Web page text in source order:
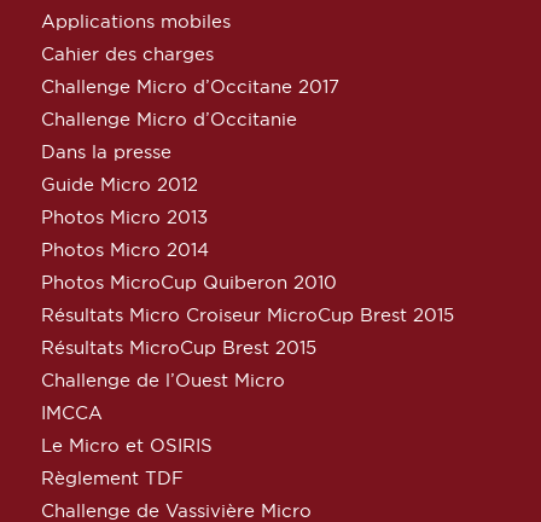
Applications mobiles
Cahier des charges
Challenge Micro d’Occitane 2017
Challenge Micro d’Occitanie
Dans la presse
Guide Micro 2012
Photos Micro 2013
Photos Micro 2014
Photos MicroCup Quiberon 2010
Résultats Micro Croiseur MicroCup Brest 2015
Résultats MicroCup Brest 2015
Challenge de l’Ouest Micro
IMCCA
Le Micro et OSIRIS
Règlement TDF
Challenge de Vassivière Micro